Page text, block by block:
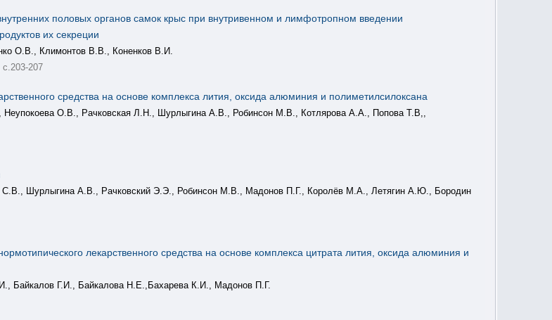
половых органов самок крыс при внутривенном и лимфотропном введении
их секреции
О.В., Климонтов В.В., Коненков В.И.
207
средства на основе комплекса лития, оксида алюминия и полиметилсилоксана
О.В., Рачковская Л.Н., Шурлыгина А.В., Робинсон М.В., Котлярова А.А., Попова Т.В,,
С.В., Шурлыгина А.В., Рачковский Э.Э., Робинсон М.В., Мадонов П.Г., Королёв М.А., Летягин А.Ю., Бородин
лекарственного средства на основе комплекса цитрата лития, оксида алюминия и
Байкалов Г.И., Байкалова Н.Е.,Бахарева К.И., Мадонов П.Г.